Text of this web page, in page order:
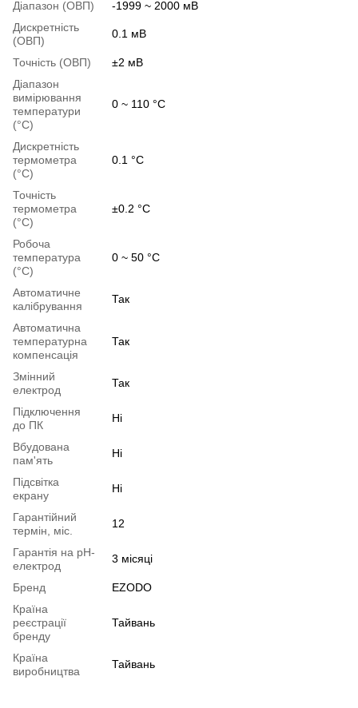
Діапазон (ОВП)
-1999 ~ 2000 мВ
Дискретність
(ОВП)
0.1 мВ
Точність (ОВП)
±2 мВ
Діапазон
вимірювання
температури
(°C)
0 ~ 110 °C
Дискретність
термометра
(°C)
0.1 °C
Точність
термометра
(°C)
±0.2 °C
Робоча
температура
(°C)
0 ~ 50 °C
Автоматичне
калібрування
Так
Автоматична
температурна
компенсація
Так
Змінний
електрод
Так
Підключення
до ПК
Ні
Вбудована
пам'ять
Ні
Підсвітка
екрану
Ні
Гарантійний
термін, міс.
12
Гарантія на pH-
електрод
3 місяці
Бренд
EZODO
Країна
реєстрації
бренду
Тайвань
Країна
виробництва
Тайвань